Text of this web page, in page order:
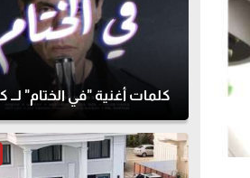
كلمات أغنية "في الختام" لــ